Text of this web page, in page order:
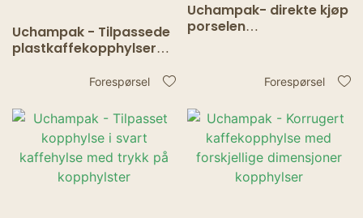
Uchampak - Tilpassede
plastkaffekopphylser
Forespørsel
Uchampak- direkte kjøp
porselen
papirkoppfremstillings
maskin priser
Kopphylser
Forespørsel